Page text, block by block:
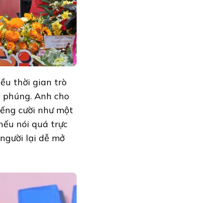
thời gian trò
Anh cho
cười như một
nói quá trực
lại dễ mở